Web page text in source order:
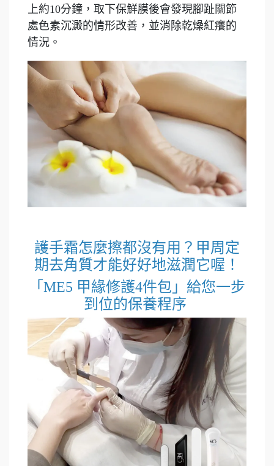
上約10分鐘，取下保鮮膜後會發現腳趾關節
處色素沉澱的情形改善，並消除乾燥紅癢的
情況。
護手霜怎麼擦都沒有用？甲周定
期去角質才能好好地滋潤它喔！
「ME5 甲緣修護4件包」給您一步
到位的保養程序